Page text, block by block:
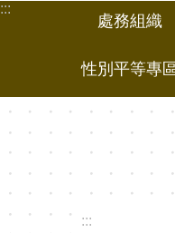
跳到主要內容區塊
:::
處務組織
性別平等專
:::